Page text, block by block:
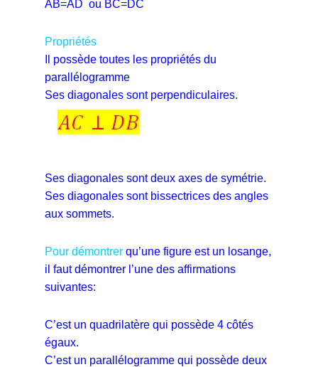
AB=AD ou BC=DC
Propriétés
Il possède toutes les propriétés du
parallélogramme
Ses diagonales sont perpendiculaires.
Ses diagonales sont deux axes de symétrie.
Ses diagonales sont bissectrices des angles
aux sommets.
Pour démontrer qu’une figure est un losange,
il faut démontrer l’une des affirmations
suivantes:
C’est un quadrilatère qui possède 4 côtés
égaux.
C’est un parallélogramme qui possède deux